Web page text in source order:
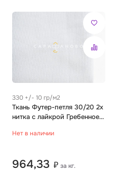
330 +/- 10 гр/м2
Ткань Футер-петля 30/20 2х
нитка с лайкрой Гребенное
Нет в наличии
964,33 ₽ за кг.